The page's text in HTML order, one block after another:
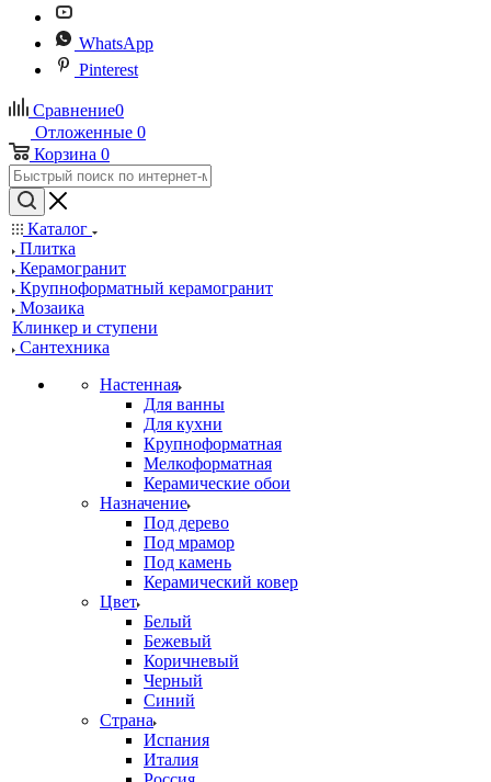
WhatsApp
Pinterest
Сравнение0
Отложенные 0
Корзина 0
Каталог
Плитка
Керамогранит
Крупноформатный керамогранит
Мозаика
Клинкер и ступени
Сантехника
Настенная
Для ванны
Для кухни
Крупноформатная
Мелкоформатная
Керамические обои
Назначение
Под дерево
Под мрамор
Под камень
Керамический ковер
Цвет
Белый
Бежевый
Коричневый
Черный
Синий
Страна
Испания
Италия